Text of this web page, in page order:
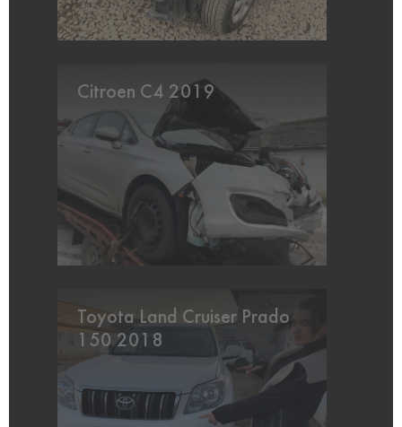
Citroen C4 2019
Toyota Land Cruiser Prado
150 2018